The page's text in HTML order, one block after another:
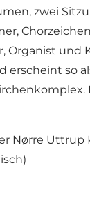
zwei
Organist und
erscheint so
Nørre Uttrup